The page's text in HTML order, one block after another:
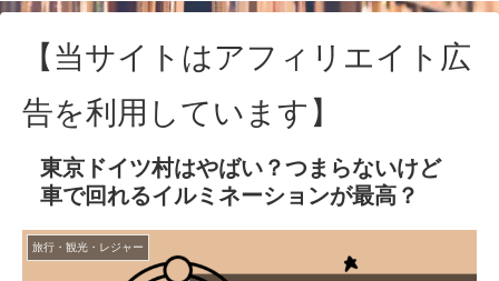
【当サイトはアフィリエイト広
告を利用しています】
東京ドイツ村はやばい？つまらないけど
車で回れるイルミネーションが最高？
旅行・観光・レジャー